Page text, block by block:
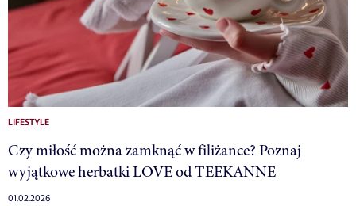
LIFESTYLE
Czy miłość można zamknąć w filiżance? Poznaj
wyjątkowe herbatki LOVE od TEEKANNE
01.02.2026